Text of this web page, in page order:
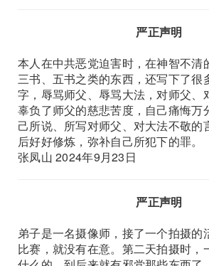
严正声明
本人在中共恶党迫害时，在神智不清
三书、五书之类的东西，还写下了很
字，辱骂师父、辱骂大法，对师父、
辜负了师父的慈悲苦度，自己痛悔万
己所说、所写对师父、对大法不敬的
后好好修炼，弥补自己所犯下的罪。
张凤山 2024年9月23日
严正声明
弟子是一名摄像师，接了一个拍摄的
比赛，就没有在意。第二天拍摄时，